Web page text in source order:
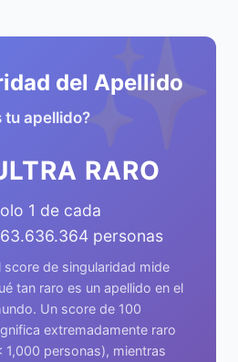
✨
del Apellido
tu apellido?
RARO
1 de cada
personas
score de singularidad mide
tan raro es un apellido en el
Un score de 100
extremadamente raro
1,000 personas), mientras